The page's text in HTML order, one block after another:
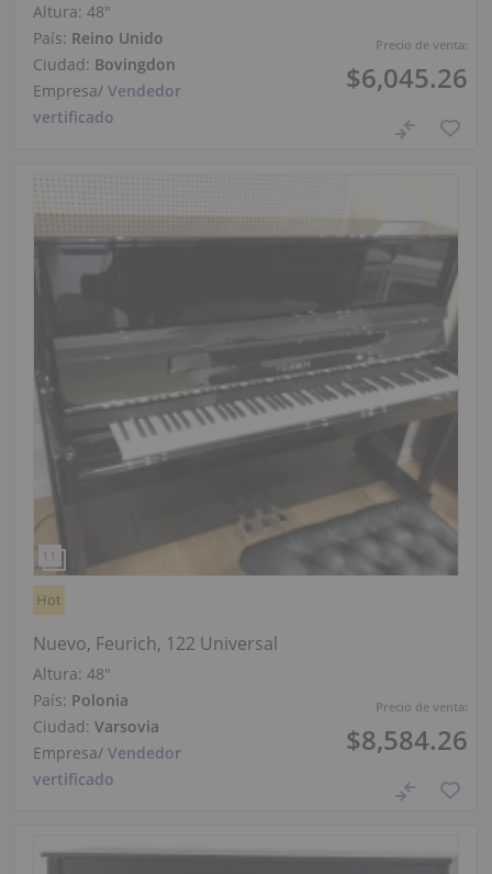
Precio de venta:
$6,045.26
Altura: 48″
País: Reino Unido
Ciudad: Bovingdon
Empresa/ Vendedor
vertificado
Precio de venta:
$8,584.26
Hot
Nuevo, Feurich, 122 Universal
Altura: 48″
País: Polonia
Ciudad: Varsovia
Empresa/ Vendedor
vertificado